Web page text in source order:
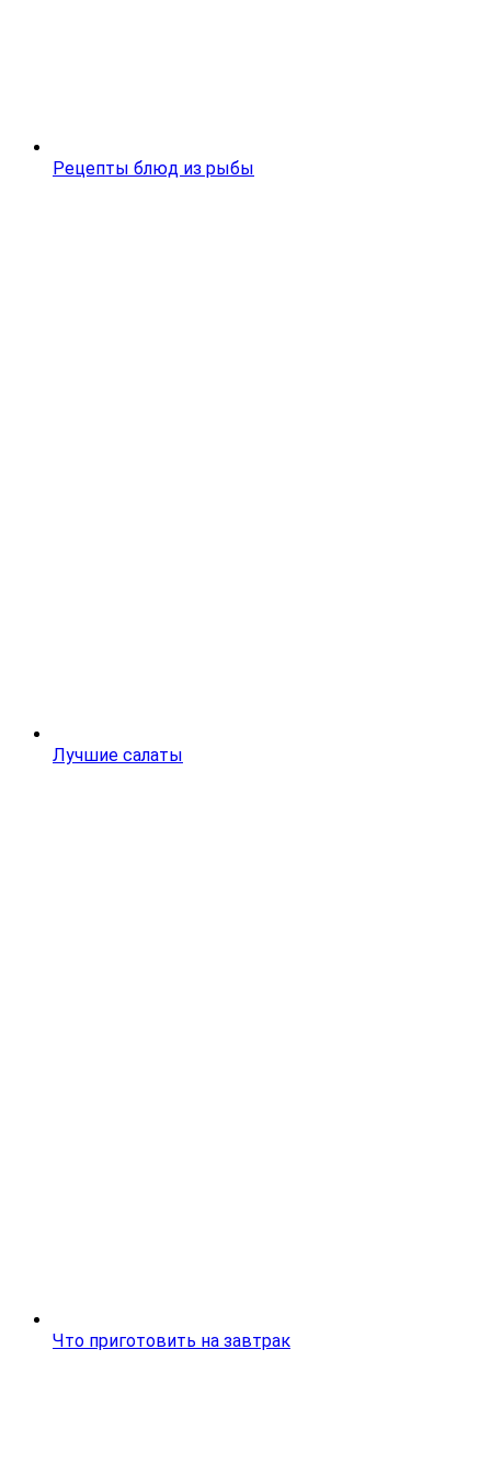
Рецепты блюд из рыбы
Лучшие салаты
Что приготовить на завтрак